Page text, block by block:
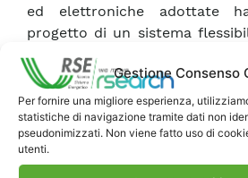
Gestione Consenso
Per fornire una migliore esperienza,
statistiche di navigazione tramite dati non
pseudonimizzati. Non viene fatto uso di
utenti.
ed elettroniche adottate
progetto di un sistema
in grado di accettare
spesso molto difficili; il
grado di protezione ed adatto
in cui la meccanica e la
chiamati ad operare.